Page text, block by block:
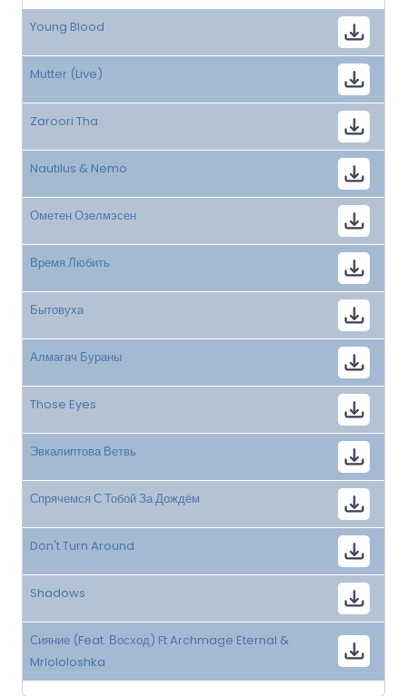
Young Blood
Mutter (Live)
Zaroori Tha
Nautilus & Nemo
Ометен Озелмэсен
Время Любить
Бытовуха
Алмагач Бураны
Those Eyes
Эвкалиптова Ветвь
Спрячемся С Тобой За Дождём
Don't Turn Around
Shadows
Сияние (Feat. Восход) Ft Archmage Eternal &
Mrlololoshka